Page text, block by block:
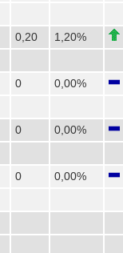
0,20
1,20%
0
0,00%
0
0,00%
0
0,00%